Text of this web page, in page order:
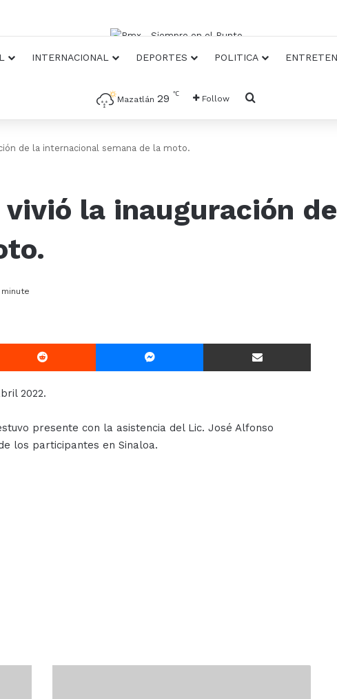
INTERNACIONAL DEPORTES POLITICA
Mazatlán 29 ℃ Follow Busqueda
de la internacional semana de la moto.
vivió la inauguración
Reddit Messenger Compartir Via E-mail
2022.
presente con la asistencia del Lic. José Alfonso
los participantes en Sinaloa.